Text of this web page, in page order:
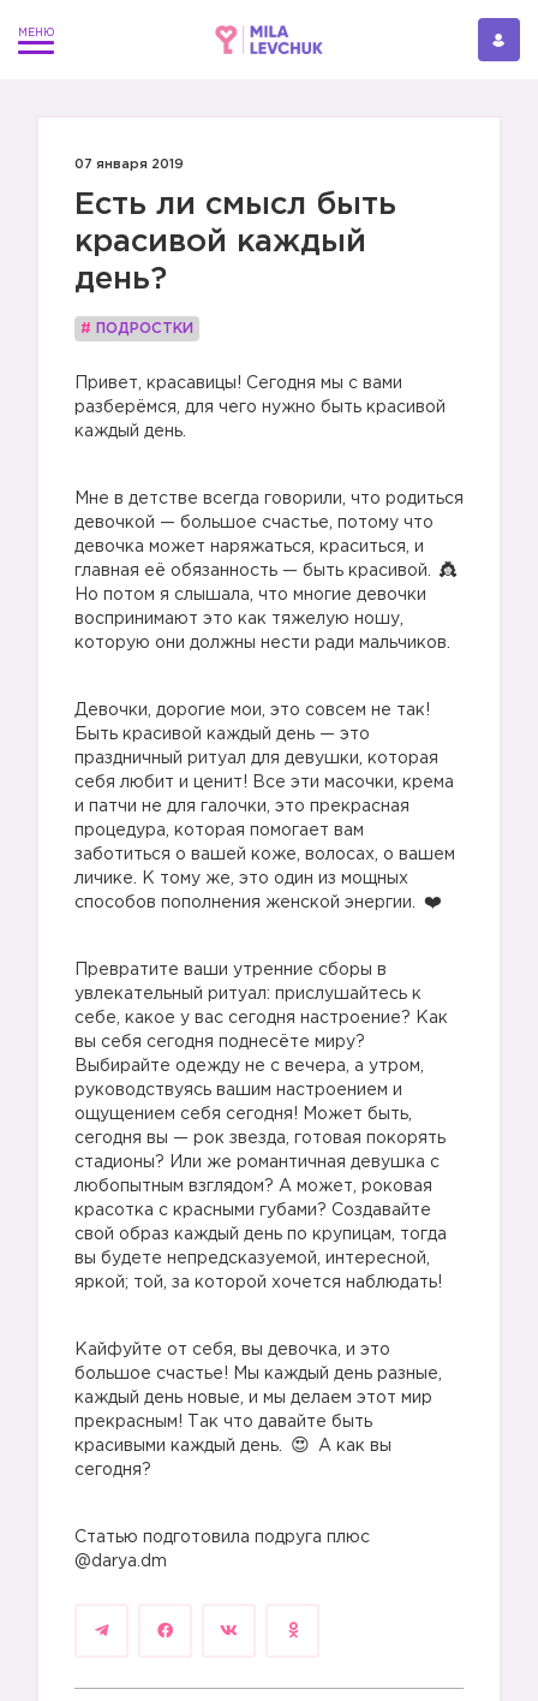
07 января 2019
Есть ли смысл быть
красивой каждый
день?
# ПОДРОСТКИ
Привет, красавицы! Сегодня мы с вами
разберёмся, для чего нужно быть красивой
каждый день.
Мне в детстве всегда говорили, что родиться
девочкой — большое счастье, потому что
девочка может наряжаться, краситься, и
главная её обязанность — быть красивой.
Но потом я слышала, что многие девочки
воспринимают это как тяжелую ношу,
которую они должны нести ради мальчиков.
Девочки, дорогие мои, это совсем не так!
Быть красивой каждый день — это
праздничный ритуал для девушки, которая
себя любит и ценит! Все эти масочки, крема
и патчи не для галочки, это прекрасная
процедура, которая помогает вам
заботиться о вашей коже, волосах, о вашем
личике. К тому же, это один из мощных
способов пополнения женской энергии.
Превратите ваши утренние сборы в
увлекательный ритуал: прислушайтесь к
себе, какое у вас сегодня настроение? Как
вы себя сегодня поднесёте миру?
Выбирайте одежду не с вечера, а утром,
руководствуясь вашим настроением и
ощущением себя сегодня! Может быть,
сегодня вы — рок звезда, готовая покорять
стадионы? Или же романтичная девушка с
любопытным взглядом? А может, роковая
красотка с красными губами? Создавайте
свой образ каждый день по крупицам, тогда
вы будете непредсказуемой, интересной,
яркой; той, за которой хочется наблюдать!
Кайфуйте от себя, вы девочка, и это
большое счастье! Мы каждый день разные,
каждый день новые, и мы делаем этот мир
прекрасным! Так что давайте быть
красивыми каждый день.
А как вы
сегодня?
Статью подготовила подруга плюс
@darya.dm